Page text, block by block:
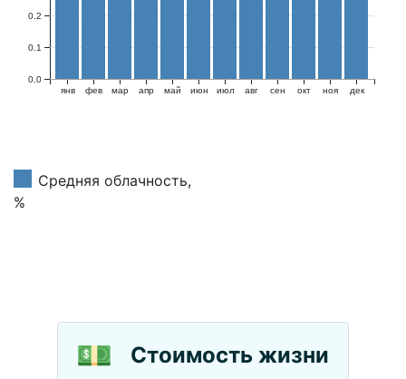
янв фев мар апр май июн июл авг сен окт ноя дек
0.0
0.1
0.2
Средняя облачность,
%
💵
Стоимость жизни